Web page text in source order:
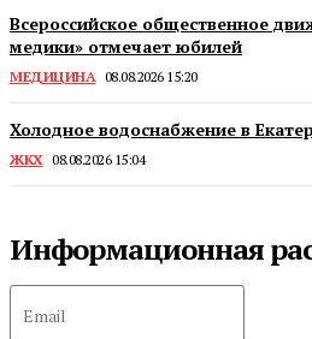
Всероссийское общественное
медики» отмечает юбилей
МЕДИЦИНА 08.08.2026 15:20
Холодное водоснабжение в
ЖКХ 08.08.2026 15:04
Информационная